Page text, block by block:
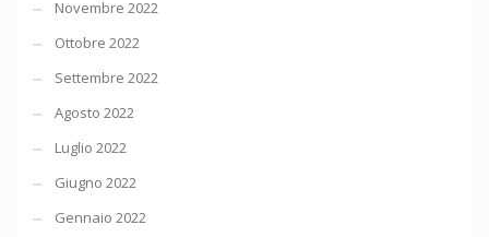
Novembre 2022
Ottobre 2022
Settembre 2022
Agosto 2022
Luglio 2022
Giugno 2022
Gennaio 2022